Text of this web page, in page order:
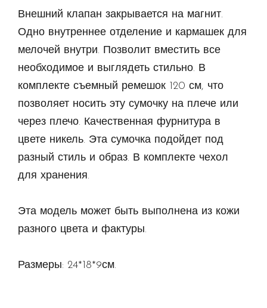
Внешний клапан закрывается на магнит.
Одно внутреннее отделение и кармашек для
мелочей внутри. Позволит вместить все
необходимое и выглядеть стильно. В
комплекте съемный ремешок 120 см, что
позволяет носить эту сумочку на плече или
через плечо. Качественная фурнитура в
цвете никель. Эта сумочка подойдет под
разный стиль и образ. В комплекте чехол
для хранения.
Эта модель может быть выполнена из кожи
разного цвета и фактуры.
Размеры: 24*18*9см.